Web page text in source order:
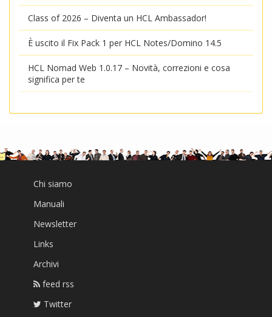
Class of 2026 – Diventa un HCL Ambassador!
È uscito il Fix Pack 1 per HCL Notes/Domino 14.5
HCL Nomad Web 1.0.17 – Novità, correzioni e cosa
significa per te
Chi siamo
Manuali
Newsletter
Links
Archivi
feed rss
Twitter